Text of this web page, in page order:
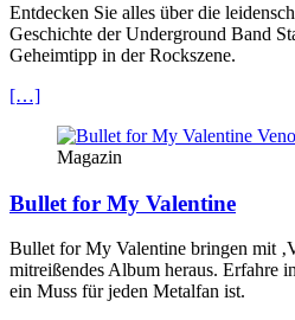
Entdecken Sie alles über die
Geschichte der Underground Band
Geheimtipp in der Rockszene.
[…]
Magazin
Bullet for My Valentine
Bullet for My Valentine bringen mit
mitreißendes Album heraus. Erfahre
ein Muss für jeden Metalfan ist.